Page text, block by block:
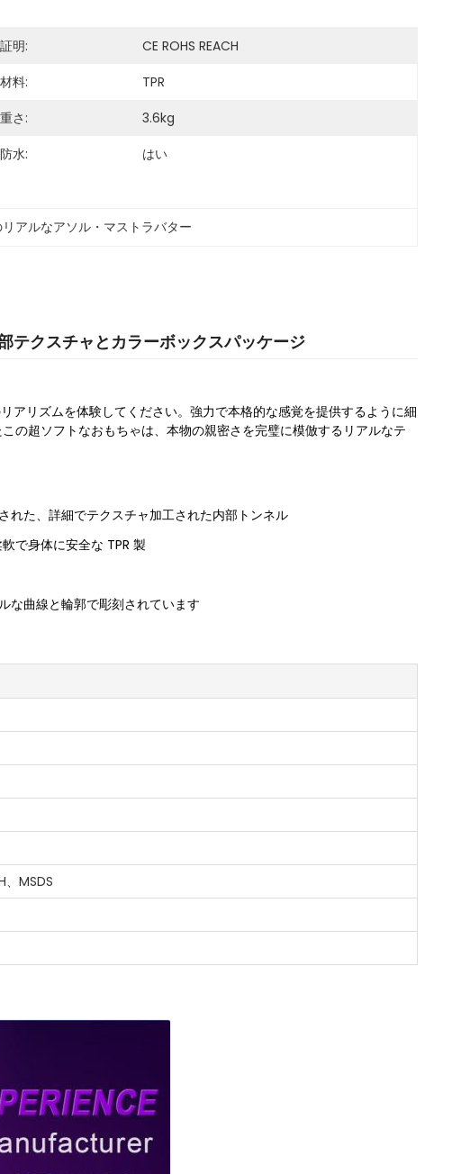
証明:
CE ROHS REACH
材料:
TPR
重さ:
3.6kg
防水:
はい
アルなアソル・マストラバター
テクスチャとカラーボックスパッケージ
リズムを体験してください。強力で本格的な感覚を提供するように細
の超ソフトなおもちゃは、本物の親密さを完璧に模倣するリアルなテ
れた、詳細でテクスチャ加工された内部トンネル
で身体に安全な TPR 製
な曲線と輪郭で彫刻されています
、MSDS